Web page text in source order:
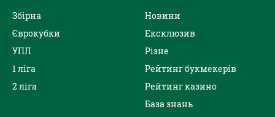
Збірна
Єврокубки
УПЛ
1 ліга
2 ліга
Новини
Ексклюзив
Різне
Рейтинг букмекерів
Рейтинг казино
База знань